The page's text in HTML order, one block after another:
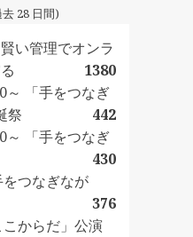
28 日間)
い管理でオンラ
1380
～ 「手をつなぎ
祭
442
～ 「手をつなぎ
430
つなぎなが
376
からだ」公演